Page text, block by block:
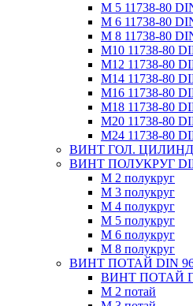
М 5 11738-80
М 6 11738-80
М 8 11738-80
М10 11738-80
М12 11738-80
М14 11738-80
М16 11738-80
М18 11738-80
М20 11738-80
М24 11738-80
ВИНТ ГОЛ.
ВИНТ ПОЛУКРУГ
М 2 полукруг
М 3 полукруг
М 4 полукруг
М 5 полукруг
М 6 полукруг
М 8 полукруг
ВИНТ ПОТАЙ DIN
ВИНТ ПОТАЙ
М 2 потай